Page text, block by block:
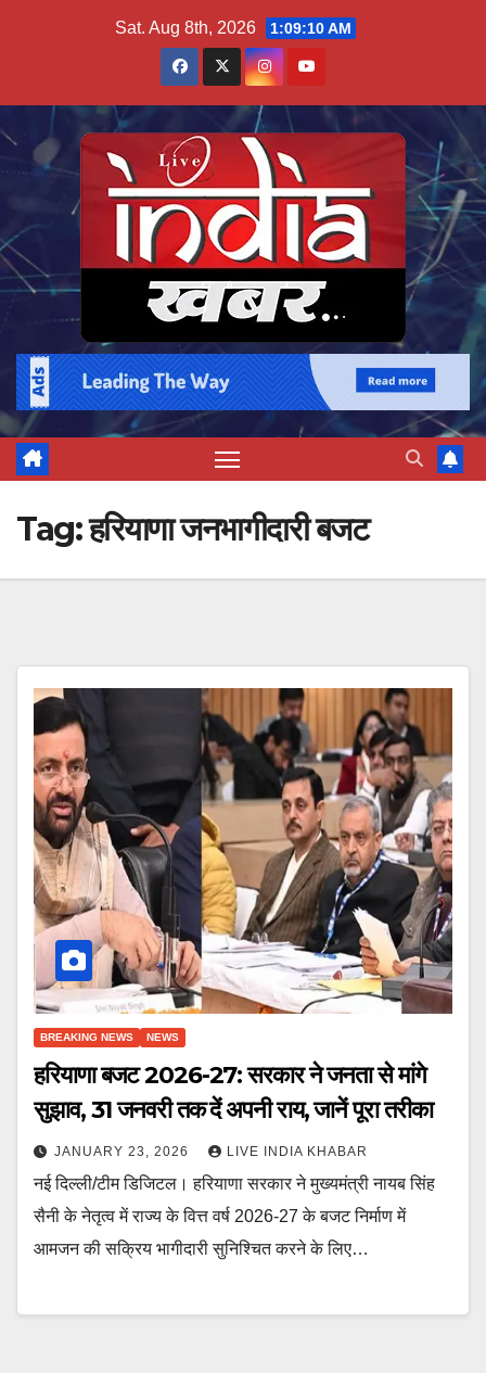
Sat. Aug 8th, 2026 1:09:11 AM
Tag:हरियाणा जनभागीदारी बजट
BREAKING NEWS NEWS
हरियाणा बजट 2026-27: सरकार ने जनता से मांगे
सुझाव, 31 जनवरी तक दें अपनी राय, जानें पूरा तरीका
JANUARY 23, 2026 LIVE INDIA KHABAR
नई दिल्ली/टीम डिजिटल। हरियाणा सरकार ने मुख्यमंत्री नायब सिंह
सैनी के नेतृत्व में राज्य के वित्त वर्ष 2026-27 के बजट निर्माण में
आमजन की सक्रिय भागीदारी सुनिश्चित करने के लिए…